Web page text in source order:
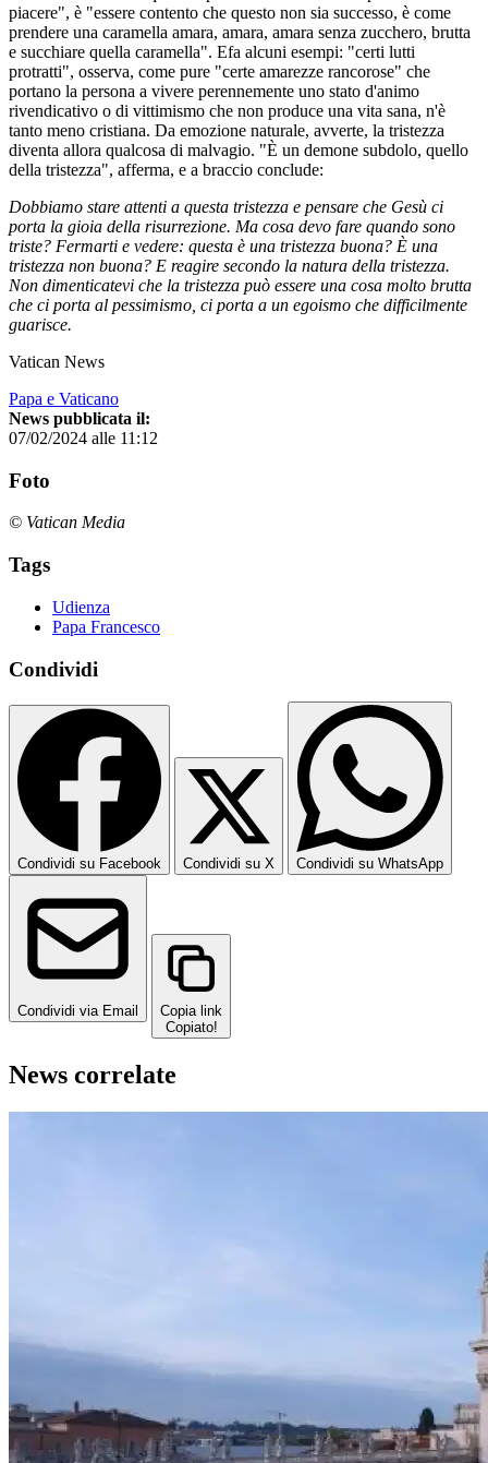
piacere", è "essere contento che questo non sia successo, è come
prendere una caramella amara, amara, amara senza zucchero, brutta
e succhiare quella caramella". Efa alcuni esempi: "certi lutti
protratti", osserva, come pure "certe amarezze rancorose" che
portano la persona a vivere perennemente uno stato d'animo
rivendicativo o di vittimismo che non produce una vita sana, n'è
tanto meno cristiana. Da emozione naturale, avverte, la tristezza
diventa allora qualcosa di malvagio. "È un demone subdolo, quello
della tristezza", afferma, e a braccio conclude:
Dobbiamo stare attenti a questa tristezza e pensare che Gesù ci
porta la gioia della risurrezione. Ma cosa devo fare quando sono
triste? Fermarti e vedere: questa è una tristezza buona? È una
tristezza non buona? E reagire secondo la natura della tristezza.
Non dimenticatevi che la tristezza può essere una cosa molto brutta
che ci porta al pessimismo, ci porta a un egoismo che difficilmente
guarisce.
Vatican News
Papa e Vaticano
News pubblicata il:
07/02/2024 alle 11:12
Foto
© Vatican Media
Tags
Udienza
Papa Francesco
Condividi
Condividi su Facebook Condividi su X Condividi su WhatsApp
Condividi via Email
Copia link
Copiato!
News correlate